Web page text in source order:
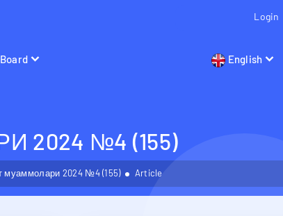
Login
English
2024 №4 (155)
муаммолари 2024 №4 (155) Article